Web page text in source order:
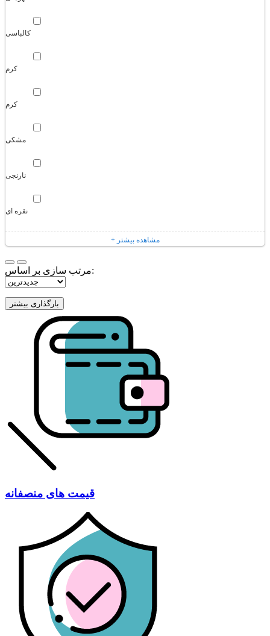
کالباسی
کرم
کرم
مشکی
نارنجی
نقره ای
+ مشاهده بیشتر
مرتب سازی بر اساس:
قیمت های منصفانه